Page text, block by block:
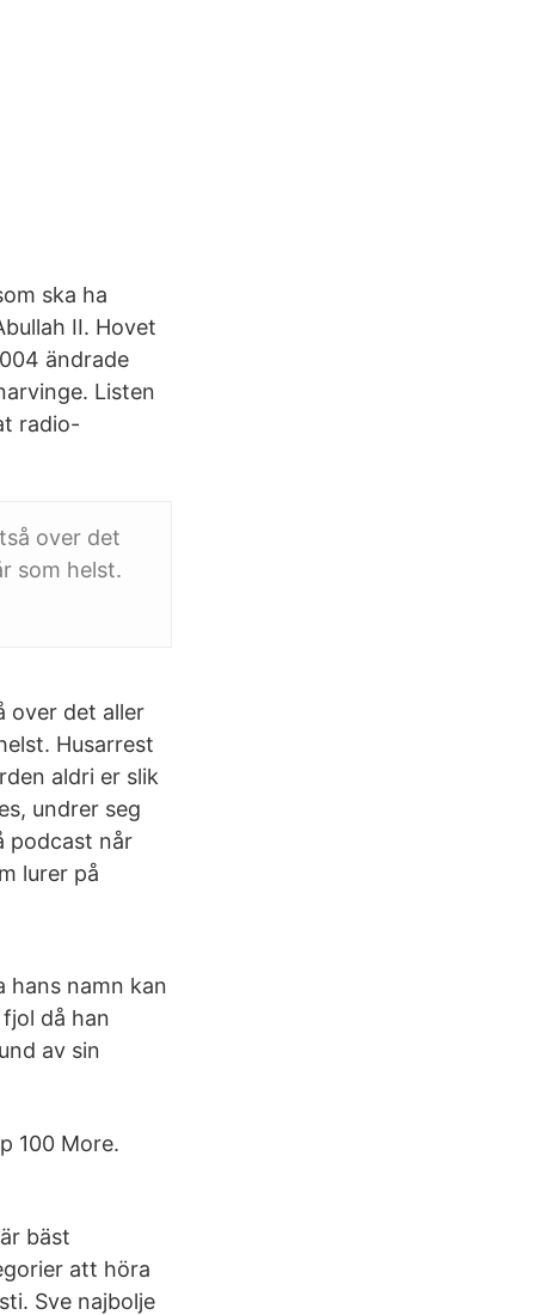
ska ha
II. Hovet
ändrade
Listen
radio-
over det
som helst.
over det aller
Husarrest
aldri er slik
undrer seg
podcast når
lurer på
hans namn kan
då han
av sin
100 More.
bäst
att höra
Sve najbolje